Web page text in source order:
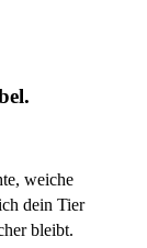
weiche
dein Tier
bleibt.